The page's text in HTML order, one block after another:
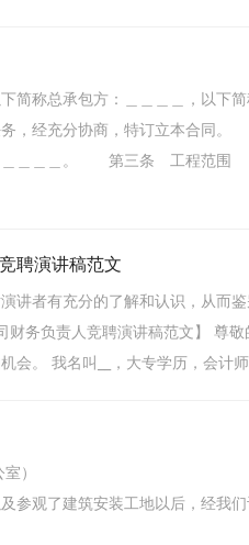
称总承包方：＿＿＿＿，以下
务，经充分协商，特订立本合
＿＿。 第三条 工程范围
聘演讲稿范文
讲者有充分的了解和认识，从而
财务负责人竞聘演讲稿范文】 尊
会。 我名叫__，大专学历，会计
或招标办公室） 在
参观了建筑安装工地以后，经我
内容如下：